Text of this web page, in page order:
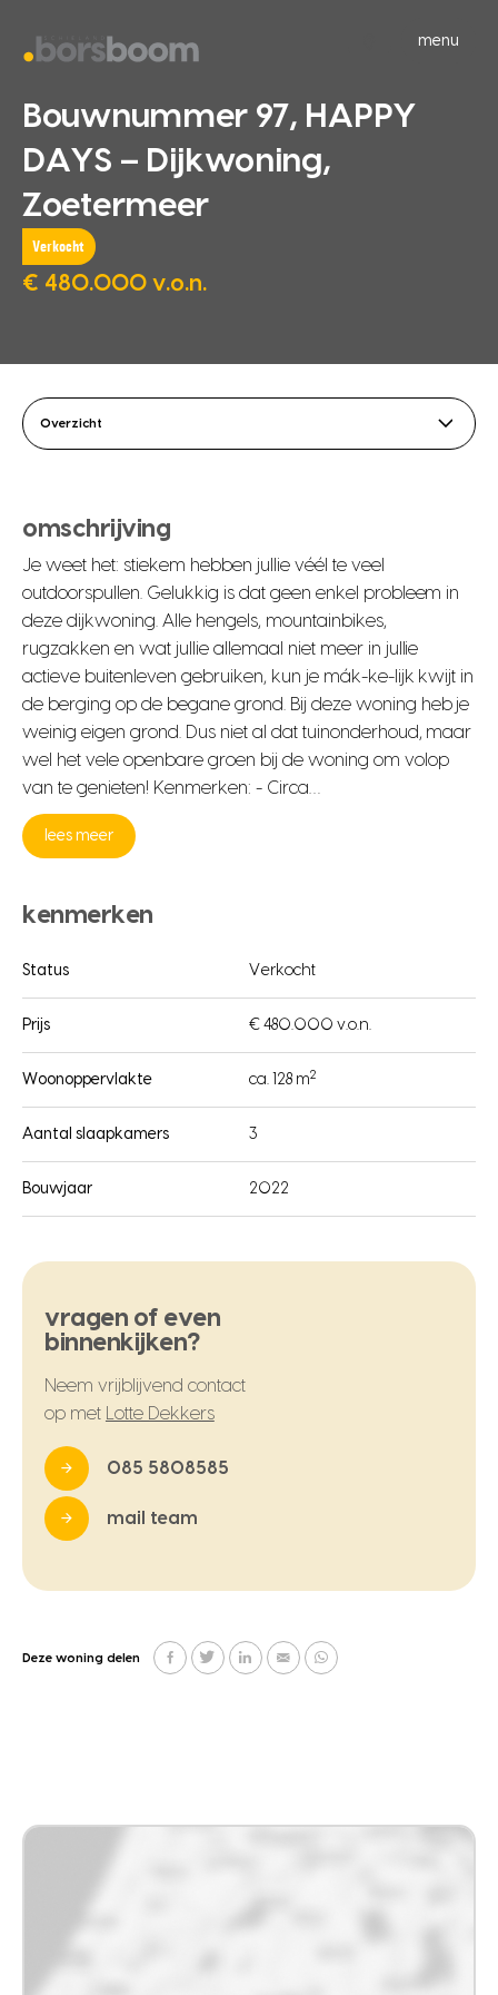
menu
Bouwnummer 97, HAPPY
DAYS – Dijkwoning,
Zoetermeer
Verkocht
€ 480.000 v.o.n.
Overzicht
omschrijving
Je weet het: stiekem hebben jullie véél te veel
outdoorspullen. Gelukkig is dat geen enkel probleem in
deze dijkwoning. Alle hengels, mountainbikes,
rugzakken en wat jullie allemaal niet meer in jullie
actieve buitenleven gebruiken, kun je mák-ke-lijk kwijt in
de berging op de begane grond. Bij deze woning heb je
weinig eigen grond. Dus niet al dat tuinonderhoud, maar
wel het vele openbare groen bij de woning om volop
van te genieten! Kenmerken: - Circa…
lees meer
kenmerken
Status Verkocht
Prijs € 480.000 v.o.n.
Woonoppervlakte ca. 128 m2
Aantal slaapkamers 3
Bouwjaar 2022
vragen of even
binnenkijken?
Neem vrijblijvend contact
op met
Lotte Dekkers
085 5808585
mail team
Deze woning delen